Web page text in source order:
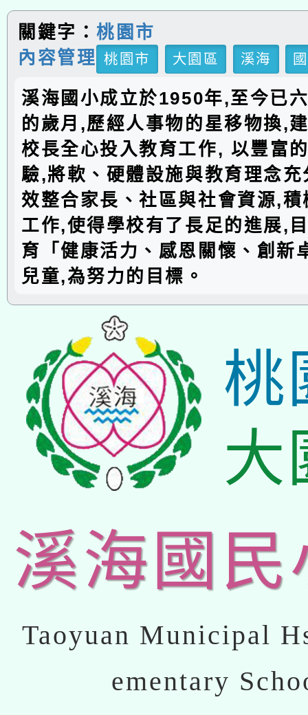
關鍵字：桃園市
內容管理
桃園市 大園區 溪海
溪海國小成立於1950年,至今已
的歲月,歷經人事物的星移物換,
校長全心投入教育工作, 以豐富
驗,將軟、硬體設施與教育理念
效整合家長、社區與社會資源,
工作,使得學校有了長足的進展,
育「健康活力、感恩關懷、創新
兒童,為努力的目標。
桃
大
溪海國民
Taoyuan Municipal
ementary